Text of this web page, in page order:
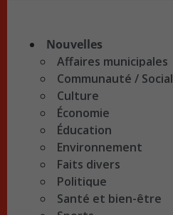
Nouvelles
Affaires municipales
Communauté / Social
Culture
Économie
Éducation
Environnement
Faits divers
Politique
Santé et bien-être